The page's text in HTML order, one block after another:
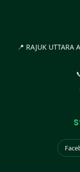
📍 RAJUK UTTARA